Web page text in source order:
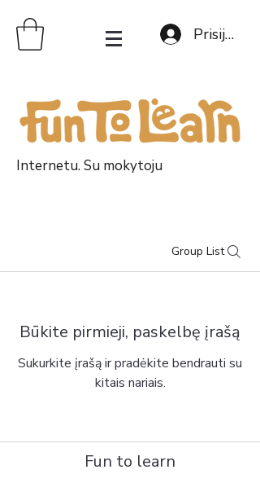
Prisijungti
Internetu. Su mokytoju
Group List
Būkite pirmieji, paskelbę įrašą
Sukurkite įrašą ir pradėkite bendrauti su
kitais nariais.
Fun to learn